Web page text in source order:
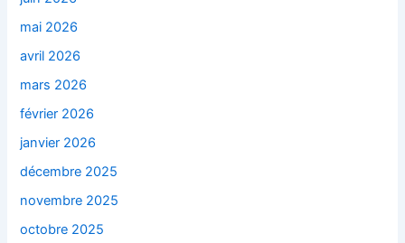
mai 2026
avril 2026
mars 2026
février 2026
janvier 2026
décembre 2025
novembre 2025
octobre 2025